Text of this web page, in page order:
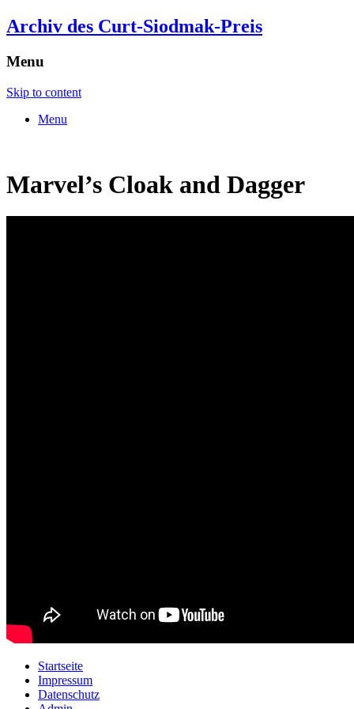
Archiv des Curt-Siodmak-Preis
Menu
Skip to content
Menu
Marvel’s Cloak and Dagger
Startseite
Impressum
Datenschutz